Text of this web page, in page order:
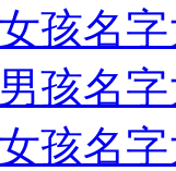
孩名
孩名
孩名